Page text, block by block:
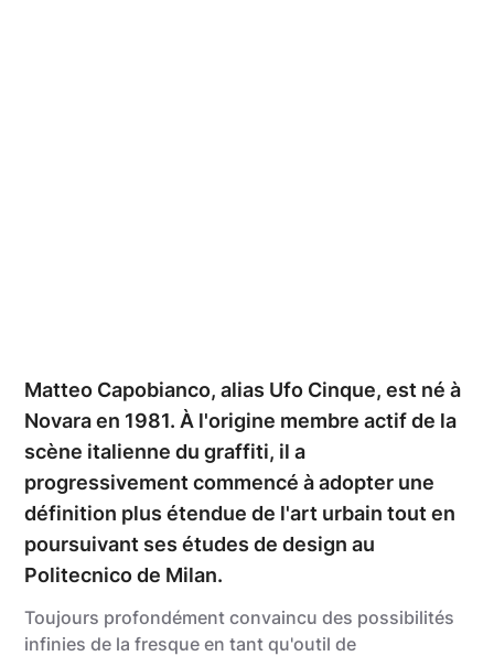
Matteo Capobianco, alias Ufo Cinque, est né à
Novara en 1981. À l'origine membre actif de la
scène italienne du graffiti, il a
progressivement commencé à adopter une
définition plus étendue de l'art urbain tout en
poursuivant ses études de design au
Politecnico de Milan.
Toujours profondément convaincu des possibilités
infinies de la fresque en tant qu'outil de